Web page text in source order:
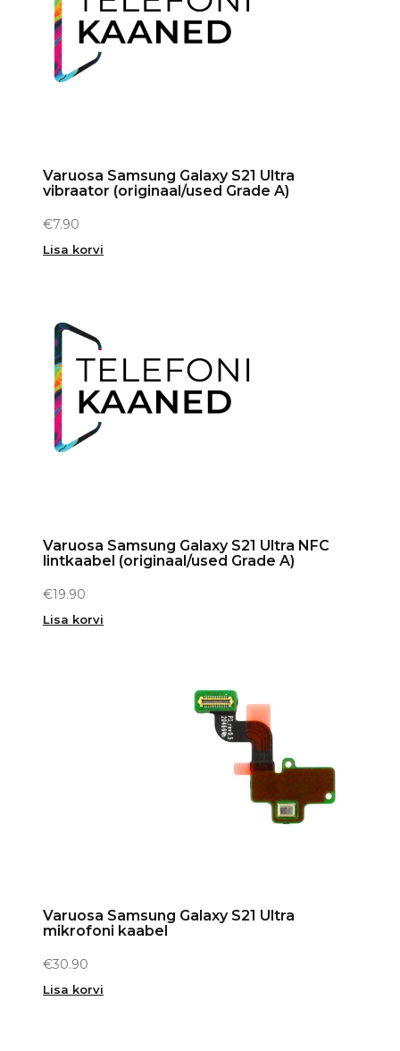
Varuosa Samsung Galaxy S21 Ultra
vibraator (originaal/used Grade A)
€7.90
Lisa korvi
Varuosa Samsung Galaxy S21 Ultra NFC
lintkaabel (originaal/used Grade A)
€19.90
Lisa korvi
Varuosa Samsung Galaxy S21 Ultra
mikrofoni kaabel
€30.90
Lisa korvi